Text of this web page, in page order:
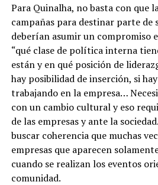
Para Quinalha, no basta con que
campañas para destinar parte de
deberían asumir un compromiso
“qué clase de política interna
están y en qué posición de
hay posibilidad de inserción, si
trabajando en la empresa…
con un cambio cultural y eso
de las empresas y ante la
buscar coherencia que muchas
empresas que aparecen
cuando se realizan los eventos
comunidad.